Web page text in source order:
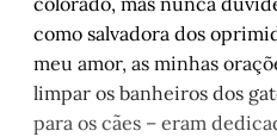
como salvadora dos
meu amor, as minhas
limpar os banheiros dos
para os cães – eram